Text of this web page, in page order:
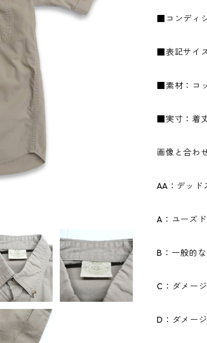
■コンディ
■表記サイ
■素材：コ
■実寸：着
画像と合わ
AA：デッド
A：ユーズ
B：一般的
C：ダメー
D：ダメー